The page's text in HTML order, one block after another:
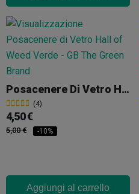
Posacenere Di Vetro Hall Of Weed Verde
(4)
4,50 €
5,00 € -10%
Aggiungi al carrello